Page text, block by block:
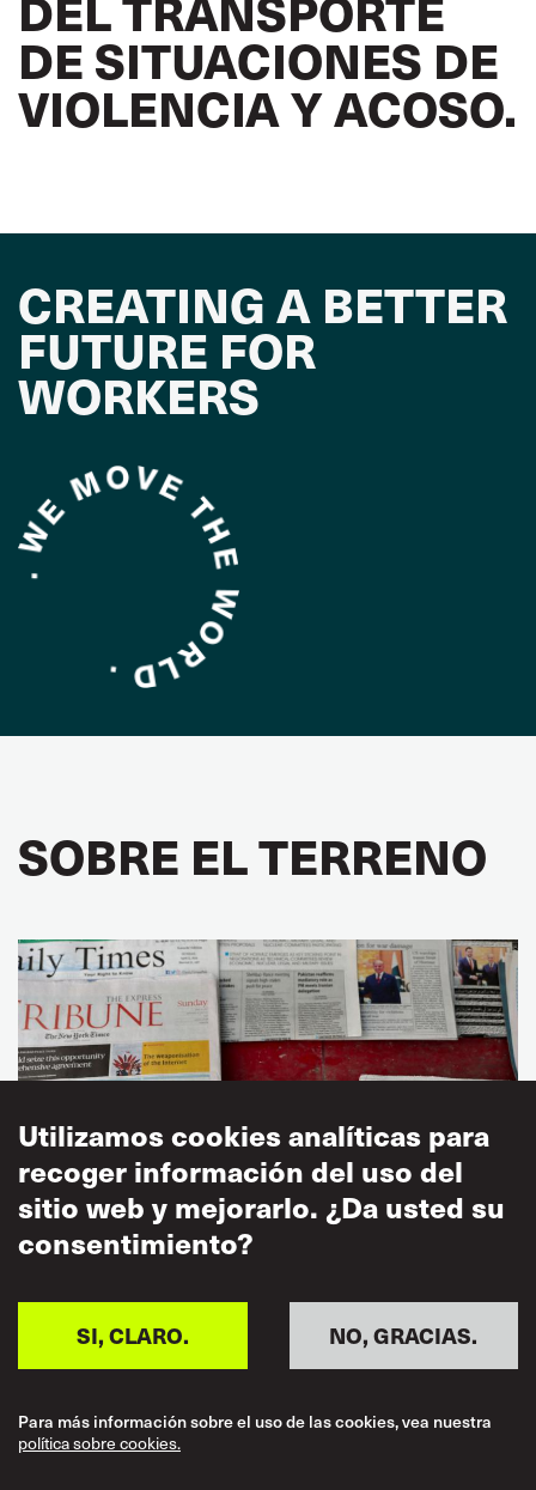
DE SITUACIONES DE
VIOLENCIA Y ACOSO.
CREATING A BETTER
FUTURE FOR
WORKERS
SOBRE EL TERRENO
NOTICIAS NOTA DE PRENSA
ALTO EL FUEGO PERMANENTE Y SOSTENIBLE
EN ORIENTE MEDIO
Utilizamos cookies analíticas para
recoger información del uso del
sitio web y mejorarlo. ¿Da usted su
consentimiento?
NO, GRACIAS.
SI, CLARO.
Para más información sobre el uso de las cookies, vea nuestra
política sobre cookies.